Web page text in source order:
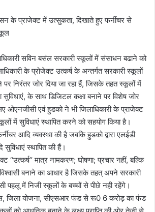
के प्राजेक्ट में उत्सुकता, दिखाते हुए फर्नीचर से
सविन बसंल सरकारी स्कूलों में संसाधन बढाने को
के प्रोजेक्ट उत्कर्ष के अन्तर्गत सरकारी स्कूलों
निरंतर जोर दिया जा रहा हैं, जिसके तहत स्कूलों में
के साथ डिजिटल कक्षा बनाने पर विशेष जोर
ओएनजीसी एवं हुडको ने भी जिलाधिकारी के प्राजेक्ट
में सुविधाएं स्थापित करने को सहयोग किया है।
आदि व्यवस्था की है जबकि हुडको द्वारा एलईडी
स्थापित की हैं।
‘‘उत्कर्ष’’ मात्र नामकरण; घोषणा; प्रचार नहीं, बल्कि
बनाने का आधार है जिसके तहत् अपने सरकारी
पहलू में निजी स्कूलों के बच्चों से पीछे नही रहेंगे।
जिला योजना, सीएसआर फंड से रू0 6 करोड़ का फंड